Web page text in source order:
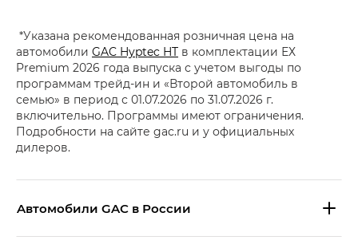
*Указана рекомендованная розничная цена на
автомобили GAC Hyptec HT в комплектации ЕХ
Premium 2026 года выпуска с учетом выгоды по
программам трейд-ин и «Второй автомобиль в
семью» в период с 01.07.2026 по 31.07.2026 г.
включительно. Программы имеют ограничения.
Подробности на сайте gac.ru и у официальных
дилеров.
Aвтомобили GAC в России